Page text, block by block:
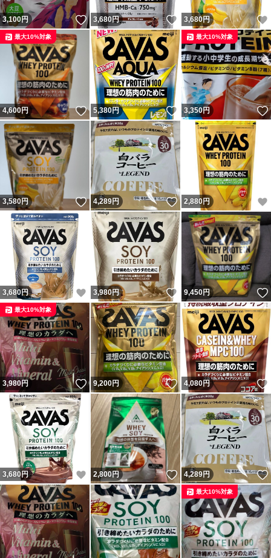
3,100円 いいね！
3,680円 いいね！
3,680円
4,600円 いいね！
最大10%対象
5,380円 いいね！
3,350円
最大10%対象
3,580円 いいね！
4,289円 いいね！
2,880円
3,680円 いいね！
3,980円 いいね！
9,450円
3,980円 いいね！
最大10%対象
9,200円 いいね！
4,080円
3,680円 いいね！
2,800円 いいね！
4,289円
最大10%対象